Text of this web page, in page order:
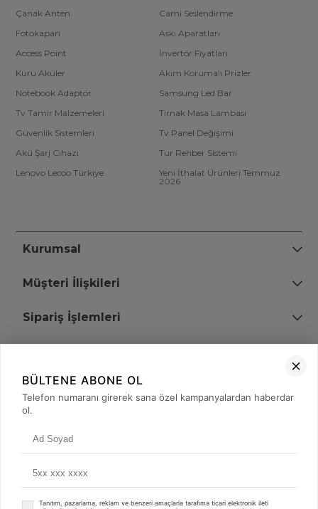
Çanak Anten
Cami Seslendirme
Fotokapan
Askı Aparatları
Access Point
İnvertör Fiyatları
Kuru Aküler
Akım Korumalı Prizler
Notebook Adaptör
Samsung Led Bar
Tv Tamir Malzemeleri
Tırnak Masa Lambası
Güvenlik Sistemleri
Tv Panel Değişimi
Akü Şarj Cihazı
Tur Rehber Sistemi
Lenovo Lecoo Türkiye
Yeni İthalat Ürünleri Temmuz
2026
Kurumsal
Müşteri İlişkileri
Sipariş İşlemleri
+90 (850) 473 08 08
BÜLTENE ABONE OL
Telefon numaranı girerek sana özel kampanyalardan haberdar
ol.
Tanıtım, pazarlama, reklam ve benzeri amaçlarla tarafıma ticari elektronik ileti